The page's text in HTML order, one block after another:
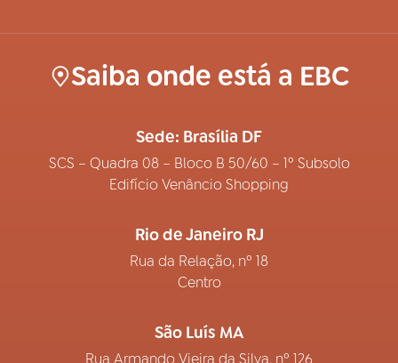
Saiba onde está a EBC
Sede: Brasília DF
SCS – Quadra 08 – Bloco B 50/60 – 1º Subsolo
Edifício Venâncio Shopping
Rio de Janeiro RJ
Rua da Relação, nº 18
Centro
São Luís MA
Rua Armando Vieira da Silva, nº 126